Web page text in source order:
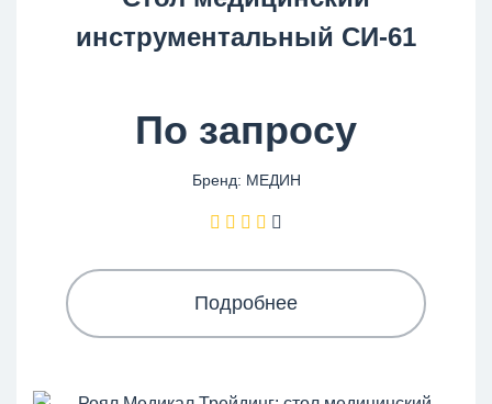
инструментальный СИ-61
По запросу
Бренд: МЕДИН
Подробнее